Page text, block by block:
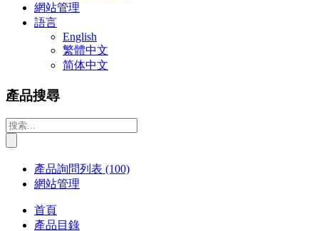
網站管理
語言
English
繁體中文
简体中文
產品搜尋
產品詢問列表 (100)
網站管理
首頁
產品目錄